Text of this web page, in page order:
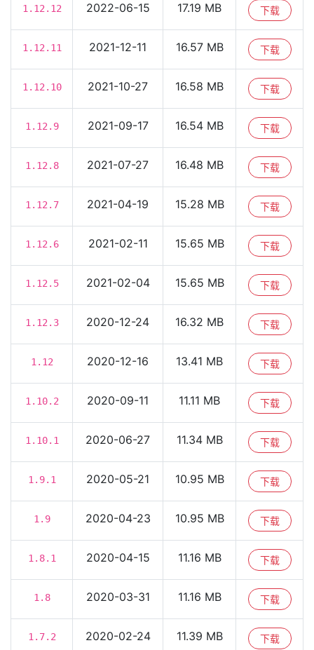
1.12.12 2022-06-15 17.19 MB 下载
1.12.11 2021-12-11 16.57 MB 下载
1.12.10 2021-10-27 16.58 MB 下载
1.12.9 2021-09-17 16.54 MB 下载
1.12.8 2021-07-27 16.48 MB 下载
1.12.7 2021-04-19 15.28 MB 下载
1.12.6 2021-02-11 15.65 MB 下载
1.12.5 2021-02-04 15.65 MB 下载
1.12.3 2020-12-24 16.32 MB 下载
1.12 2020-12-16 13.41 MB 下载
1.10.2 2020-09-11 11.11 MB 下载
1.10.1 2020-06-27 11.34 MB 下载
1.9.1 2020-05-21 10.95 MB 下载
1.9 2020-04-23 10.95 MB 下载
1.8.1 2020-04-15 11.16 MB 下载
1.8 2020-03-31 11.16 MB 下载
1.7.2 2020-02-24 11.39 MB 下载